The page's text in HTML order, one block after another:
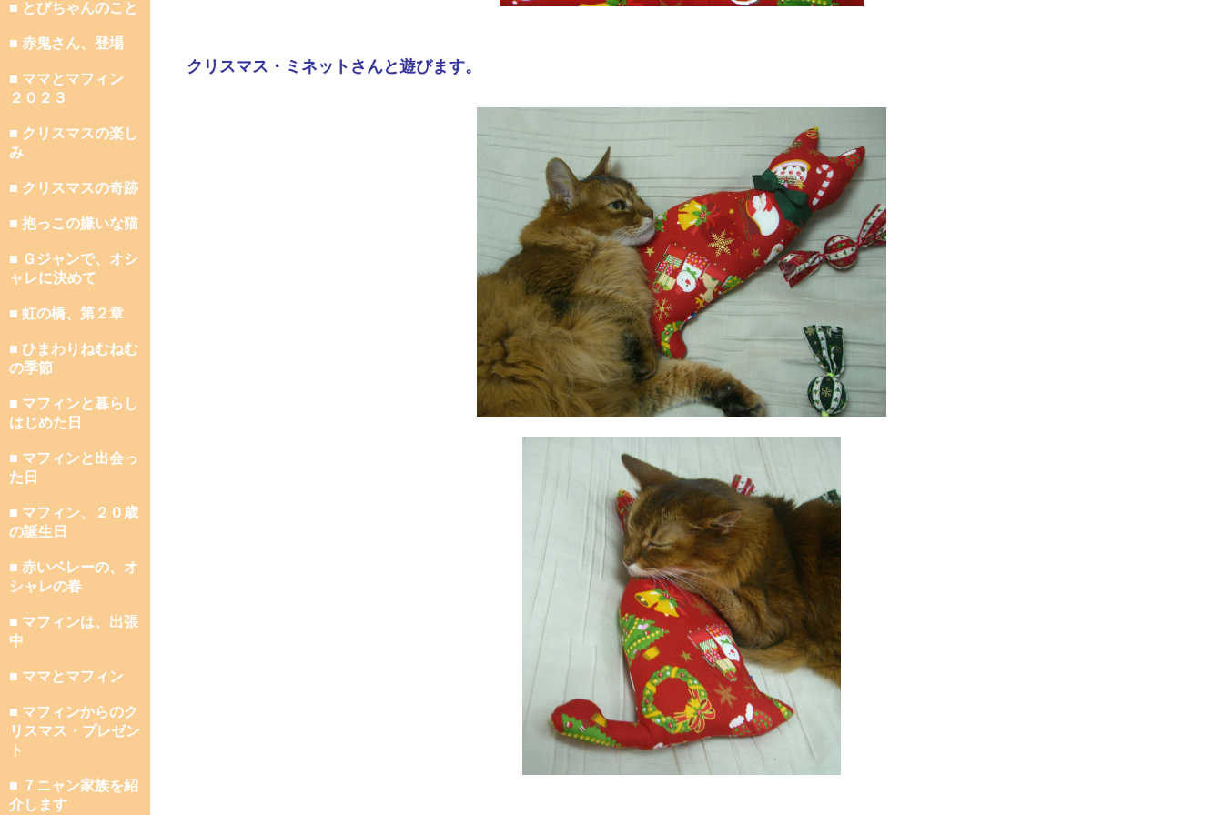
■ とびちゃんのこと
■ 赤鬼さん、登場
■ ママとマフィン
２０２３
■ クリスマスの楽し
み
■ クリスマスの奇跡
■ 抱っこの嫌いな猫
■ Ｇジャンで、オシ
ャレに決めて
■ 虹の橋、第２章
■ ひまわりねむねむ
の季節
■ マフィンと暮らし
はじめた日
■ マフィンと出会っ
た日
■ マフィン、２０歳
の誕生日
■ 赤いベレーの、オ
シャレの春
■ マフィンは、出張
中
■ ママとマフィン
■ マフィンからのク
リスマス・プレゼン
ト
■ ７ニャン家族を紹
介します
クリスマス・ミネットさんと遊びます。